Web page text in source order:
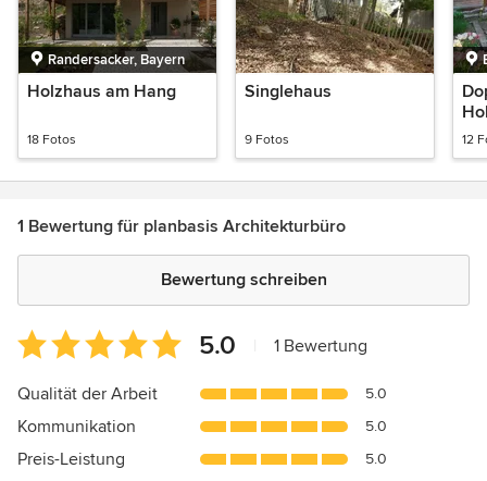
Randersacker, Bayern
Holzhaus am Hang
18 Fotos
Singlehaus
9 Fotos 12
1 Bewertung für planbasis Architekturbüro
Bewertung schreiben
Durchschnittliche
Bewertung:
5
5
Sternen
5.0 1 Bewertung
Qualität der Arbeit 5.0
Kommunikation 5.0
Preis-Leistung 5.0